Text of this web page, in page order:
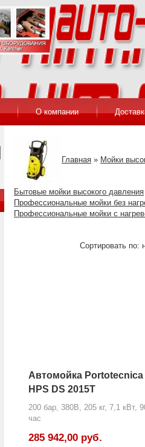
О компании
Главная » Мойки
Бытовые мойки высокого давления
Профессиональные мойки без
Профессиональные мойки с
Сортировать по:
Автомойка Portotecnica
HPS DS 2015T
200 бар, 380В, 205 кг, 7,1 кВт,
час
285 942,00 руб.